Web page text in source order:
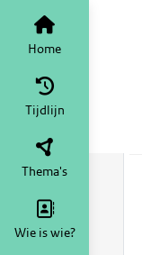
Home
Tijdlijn
Thema's
Wie is wie?